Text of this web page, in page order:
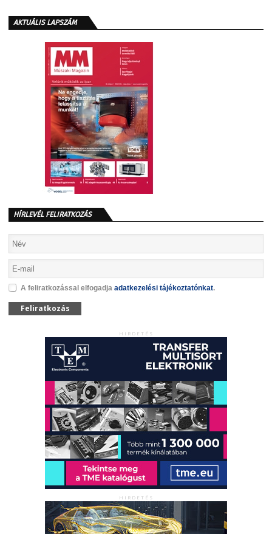
AKTUÁLIS LAPSZÁM
HÍRLEVÉL FELIRATKOZÁS
A feliratkozással elfogadja adatkezelési tájékoztatónkat.
Feliratkozás
HIRDETÉS
HIRDETÉS